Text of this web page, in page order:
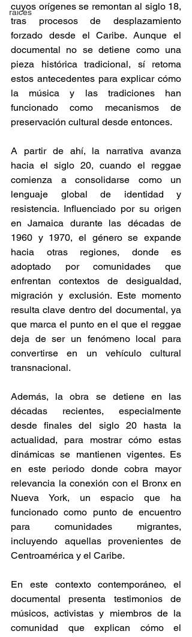
raices
cuyos orígenes se remontan al siglo 18,
tras procesos de desplazamiento
forzado desde el Caribe. Aunque el
documental no se detiene como una
pieza histórica tradicional, sí retoma
estos antecedentes para explicar cómo
la música y las tradiciones han
funcionado como mecanismos de
preservación cultural desde entonces.
A partir de ahí, la narrativa avanza
hacia el siglo 20, cuando el reggae
comienza a consolidarse como un
lenguaje global de identidad y
resistencia. Influenciado por su origen
en Jamaica durante las décadas de
1960 y 1970, el género se expande
hacia otras regiones, donde es
adoptado por comunidades que
enfrentan contextos de desigualdad,
migración y exclusión. Este momento
resulta clave dentro del documental, ya
que marca el punto en el que el reggae
deja de ser un fenómeno local para
convertirse en un vehículo cultural
transnacional.
Además, la obra se detiene en las
décadas recientes, especialmente
desde finales del siglo 20 hasta la
actualidad, para mostrar cómo estas
dinámicas se mantienen vigentes. Es
en este periodo donde cobra mayor
relevancia la conexión con el Bronx en
Nueva York, un espacio que ha
funcionado como punto de encuentro
para comunidades migrantes,
incluyendo aquellas provenientes de
Centroamérica y el Caribe.
En este contexto contemporáneo, el
documental presenta testimonios de
músicos, activistas y miembros de la
comunidad que explican cómo el